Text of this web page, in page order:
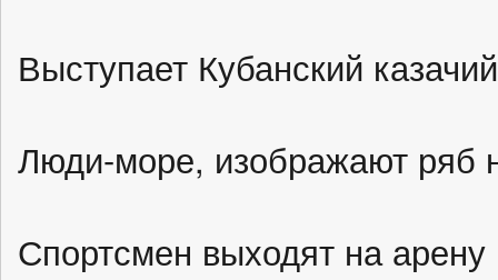
Выступает Кубанский
Люди-море, изображают ряб
Спортсмен выходят на арену